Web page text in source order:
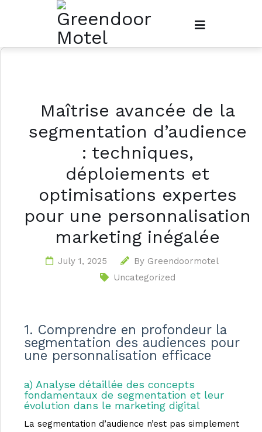
Maîtrise avancée de la
segmentation d’audience
: techniques,
déploiements et
optimisations expertes
pour une personnalisation
marketing inégalée
July 1, 2025 By Greendoormotel
Uncategorized
1. Comprendre en profondeur la
segmentation des audiences pour
une personnalisation efficace
a) Analyse détaillée des concepts
fondamentaux de segmentation et leur
évolution dans le marketing digital
La segmentation d’audience n’est pas simplement